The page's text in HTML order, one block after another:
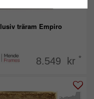
träram Empiro
8.549 kr *